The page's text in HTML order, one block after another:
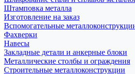
Штамповка металла
Изготовление на заказ
Вспомогательные
Фахверки
Навесы
Закладные детали и анкерные блоки
Металлические столбы и ограждения
Строительные металлоконструкции